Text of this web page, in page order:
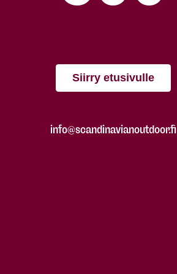
Siirry etusivulle
info@scandinavianoutdoor.fi